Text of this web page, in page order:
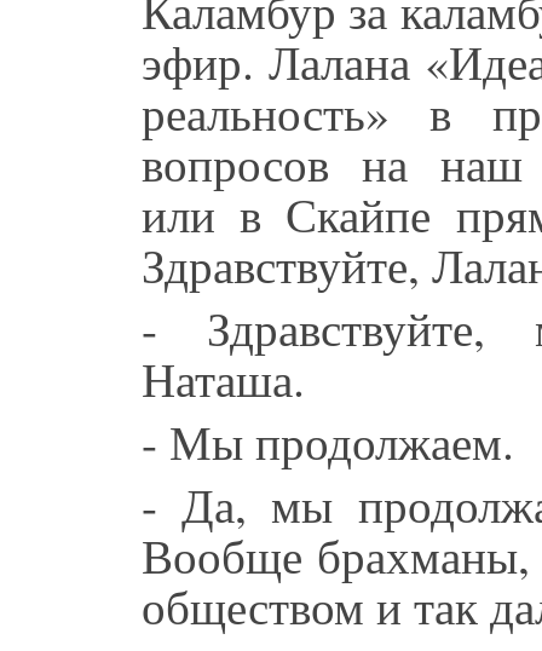
эфир. Лалана
реальность» в
вопросов на наш
или в Скайпе
Здравствуйте,
- Здравствуйте,
Наташа.
- Мы продолжаем.
- Да, мы
Вообще брахманы,
обществом и так